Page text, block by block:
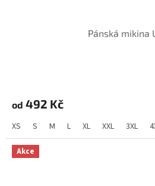
Pánská mikina
od 492 Kč
XS S M L XL XXL 3XL
Akce